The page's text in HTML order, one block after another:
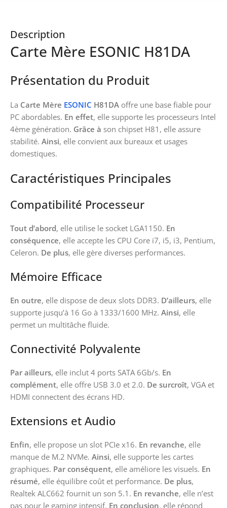
Description
Carte Mère ESONIC H81DA
Présentation du Produit
La Carte Mère ESONIC H81DA offre une base fiable pour
PC abordables. En effet, elle supporte les processeurs Intel
4ème génération. Grâce à son chipset H81, elle assure
stabilité. Ainsi, elle convient aux bureaux et usages
domestiques.
Caractéristiques Principales
Compatibilité Processeur
Tout d’abord, elle utilise le socket LGA1150. En
conséquence, elle accepte les CPU Core i7, i5, i3, Pentium,
Celeron. De plus, elle gère diverses performances.
Mémoire Efficace
En outre, elle dispose de deux slots DDR3. D’ailleurs, elle
supporte jusqu’à 16 Go à 1333/1600 MHz. Ainsi, elle
permet un multitâche fluide.
Connectivité Polyvalente
Par ailleurs, elle inclut 4 ports SATA 6Gb/s. En
complément, elle offre USB 3.0 et 2.0. De surcroît, VGA et
HDMI connectent des écrans HD.
Extensions et Audio
Enfin, elle propose un slot PCIe x16. En revanche, elle
manque de M.2 NVMe. Ainsi, elle supporte les cartes
graphiques. Par conséquent, elle améliore les visuels. En
résumé, elle équilibre coût et performance. De plus,
Realtek ALC662 fournit un son 5.1. En revanche, elle n’est
pas pour le gaming intensif. En conclusion, elle répond